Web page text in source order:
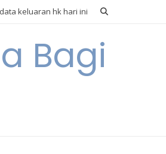
data keluaran hk hari ini
Bagi